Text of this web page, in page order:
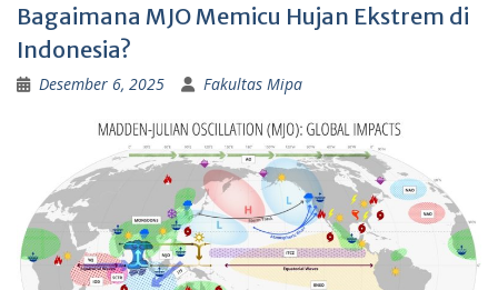
Bagaimana MJO Memicu Hujan Ekstrem di
Indonesia?
Desember 6, 2025 Fakultas Mipa